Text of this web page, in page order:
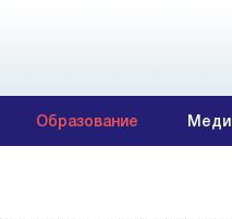
Образование